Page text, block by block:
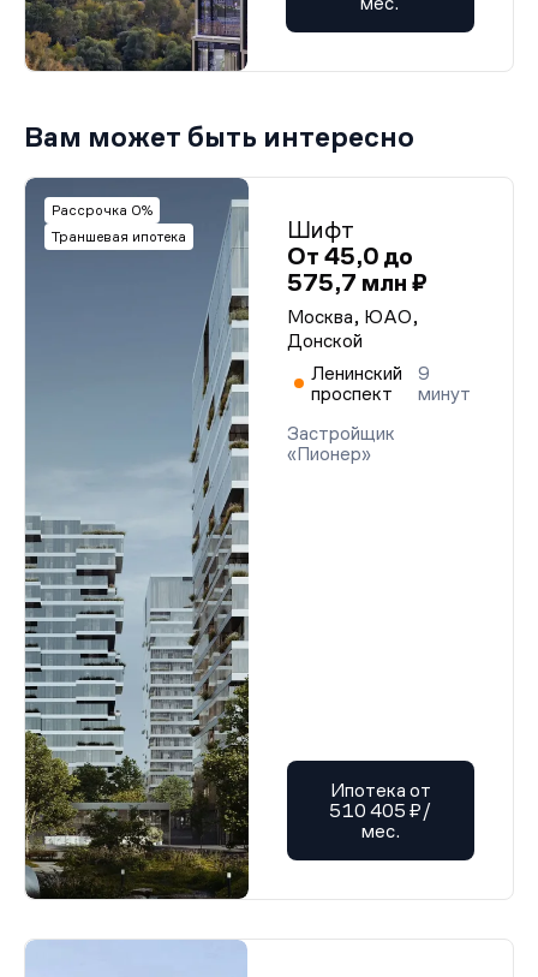
Вам может быть интересно
Рассрочка 0%
Траншевая ипотека
Шифт
От 45,0 до
575,7 млн ₽
Москва, ЮАО,
Донской
Ленинский
проспект
9
минут
Застройщик
«Пионер»
Ипотека от
510 405 ₽/
мес.